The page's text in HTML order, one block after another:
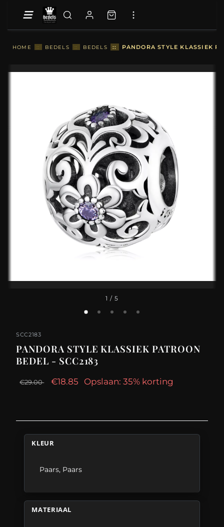
HOME :: BEDELS :: BEDELS :: PANDORA STYLE KLASSIEK
1 / 5
SCC2183
PANDORA STYLE KLASSIEK PATROON
BEDEL - SCC2183
€29.00 €18.85 Opslaan: 35% korting
KLEUR
Paars, Paars
MATERIAAL